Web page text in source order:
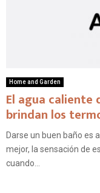
Home and Garden
El agua caliente
brindan los
Darse un buen baño es
mejor, la sensación de
cuando...